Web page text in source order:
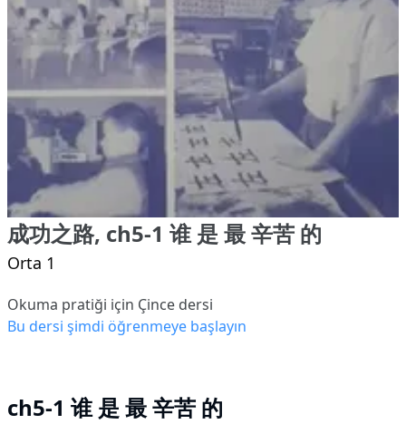
成功之路, ch5-1 谁 是 最 辛苦 的
Orta 1
Okuma pratiği için Çince dersi
Bu dersi şimdi öğrenmeye başlayın
ch5-1 谁 是 最 辛苦 的